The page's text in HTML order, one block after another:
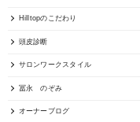
Hilltopのこだわり
頭皮診断
サロンワークスタイル
冨永 のぞみ
オーナーブログ